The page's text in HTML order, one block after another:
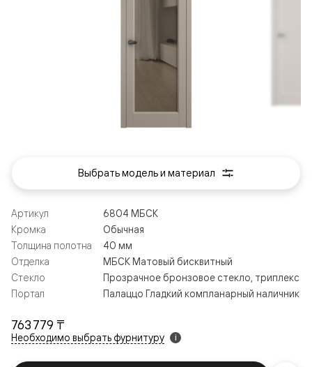
763 779 ₸
Необходимо выбрать фурнитуру i
Артикул
6804 МБСК
Кромка
Обычная
Толщина полотна
40 мм
Отделка
МБСК Матовый бисквитный
Стекло
Прозрачное бронзовое стекло, триплекс
Портал
Палаццо Гладкий компланарный наличник
Выбрать модель и материал